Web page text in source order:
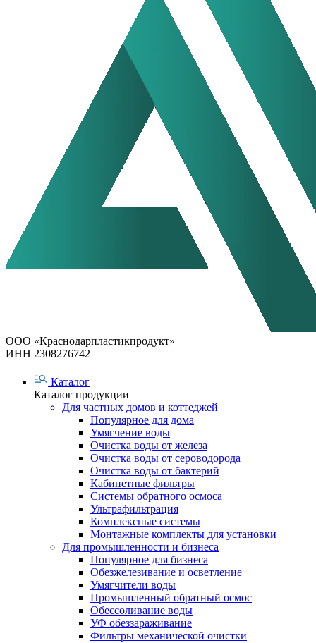
ООО «Краснодарпластикпродукт»
ИНН 2308276742
Каталог
Каталог продукции
Для частных домов и коттеджей
Популярное для дома
Умягчение воды
Очистка воды от железа
Очистка воды от сероводорода
Очистка воды от бактерий
Кабинетные фильтры
Системы обратного осмоса
Ультрафильтрация
Комплексные системы
Монтажные комплекты для установки
Для промышленности и бизнеса
Популярное для бизнеса
Обезжелезивание и осветление
Умягчители воды
Промышленный обратный осмос
Обессоливание воды
УФ обеззараживание
Фильтры механической очистки